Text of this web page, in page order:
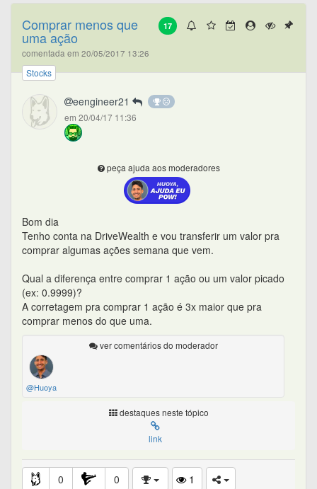
17
Comprar menos que
uma ação
comentada em 20/05/2017 13:26
Stocks
eengineer21
em 20/04/17 11:36
peça ajuda aos moderadores
Bom dia
Tenho conta na DriveWealth e vou transferir um valor pra
comprar algumas ações semana que vem.
Qual a diferença entre comprar 1 ação ou um valor picado
(ex: 0.9999)?
A corretagem pra comprar 1 ação é 3x maior que pra
comprar menos do que uma.
ver comentários do moderador
@Huoya
destaques neste tópico
link
0 0
1